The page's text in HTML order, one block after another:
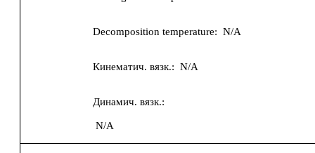
Decomposition temperature: N/A
Кинематич. вязк.: N/A
Динамич. вязк.:
N/A